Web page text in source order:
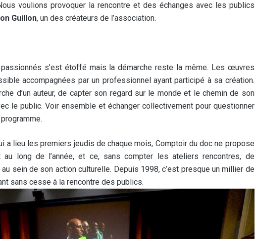
voulions provoquer la rencontre et des échanges avec les publics
Guillon, un des créateurs de l’association.
s’est étoffé mais la démarche reste la même. Les œuvres
accompagnées par un professionnel ayant participé à sa création.
d’un auteur, de capter son regard sur le monde et le chemin de son
le public. Voir ensemble et échanger collectivement pour questionner
a lieu les premiers jeudis de chaque mois, Comptoir du doc ne propose
long de l’année, et ce, sans compter les ateliers rencontres, de
sein de son action culturelle. Depuis 1998, c’est presque un millier de
sans cesse à la rencontre des publics.